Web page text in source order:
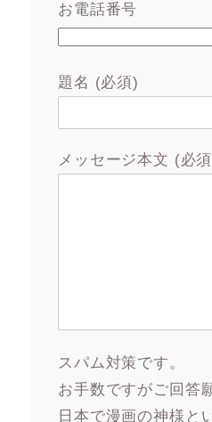
お電話番号
題名 (必須)
メッセージ本文 (必
スパム対策です。
お手数ですがご回答
日本で漫画の神様と